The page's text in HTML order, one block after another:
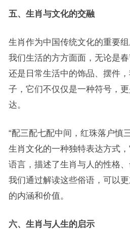
五、生肖与文化的交融
生肖作为中国传统文化的重要
我们生活的方方面面，无论是
还是日常生活中的饰品、摆件
子，它们不仅仅是一种符号，
达。
“配三配七配中间，红珠落户慎
生肖文化的一种独特表达方式
语言，描述了生肖与人的性格
我们通过解读这些俗语，可以
的内涵和价值。
六、生肖与人生的启示